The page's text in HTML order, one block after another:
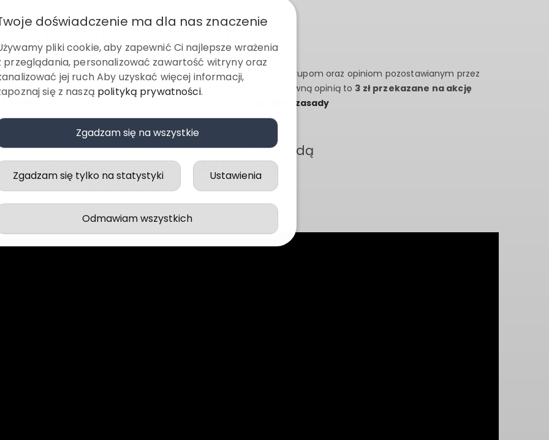
prawie5000zł
środki na akcję charytatywną POMAGAMY RAZEM. Dzięki zakupom oraz opiniom pozostawianym przez
realnie wspiera osoby potrzebujące. Każde zamówienie z pozytywną opinią to 3 zł przekazane na akcję
sprawdź zasady
to wsparcie akcji charytatywnej. Za każdą
opinię przekażemy3złna akcję
charytatywną.
doświadczenie ma dla nas znaczenie
pliki cookie, aby zapewnić Ci najlepsze wrażenia
przeglądania, personalizować zawartość witryny oraz
jej ruch Aby uzyskać więcej informacji,
się z naszą polityką prywatności.
Zgadzam się na wszystkie
Zgadzam się tylko na statystyki Ustawienia
Odmawiam wszystkich